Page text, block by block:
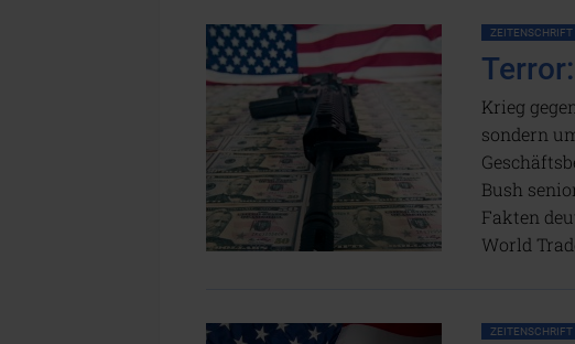
ZEITENSCHRIFT
Krieg
sondern
Bush
Fakten
World
ZEITENSCHRIFT